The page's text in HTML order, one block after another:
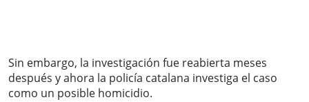
Sin embargo, la investigación fue reabierta meses
después y ahora la policía catalana investiga el caso
como un posible homicidio.